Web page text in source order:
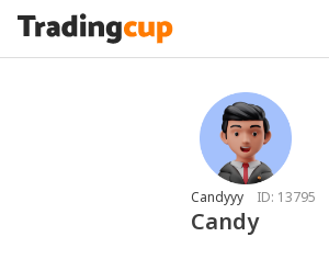
Candyyy ID: 13795
Candy